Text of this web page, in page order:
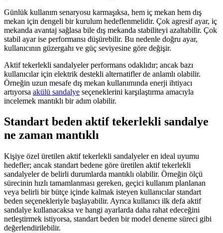
Günlük kullanım senaryosu karmaşıksa, hem iç mekan hem dış
mekan için dengeli bir kurulum hedeflenmelidir. Çok agresif ayar, iç
mekanda avantaj sağlasa bile dış mekanda stabiliteyi azaltabilir. Çok
stabil ayar ise performansı düşürebilir. Bu nedenle doğru ayar,
kullanıcının güzergahı ve güç seviyesine göre değişir.
Aktif tekerlekli sandalyeler performans odaklıdır; ancak bazı
kullanıcılar için elektrik destekli alternatifler de anlamlı olabilir.
Örneğin uzun mesafe dış mekan kullanımında enerji ihtiyacı
artıyorsa akülü sandalye seçeneklerini karşılaştırma amacıyla
incelemek mantıklı bir adım olabilir.
Standart beden aktif tekerlekli sandalye
ne zaman mantıklı
Kişiye özel üretilen aktif tekerlekli sandalyeler en ideal uyumu
hedefler; ancak standart bedene göre üretilen aktif tekerlekli
sandalyeler de belirli durumlarda mantıklı olabilir. Örneğin ölçü
sürecinin hızlı tamamlanması gereken, geçici kullanım planlanan
veya belirli bir bütçe içinde kalmak isteyen kullanıcılar standart
beden seçenekleriyle başlayabilir. Ayrıca kullanıcı ilk defa aktif
sandalye kullanacaksa ve hangi ayarlarda daha rahat edeceğini
netleştirmek istiyorsa, standart beden bir model deneme süreci gibi
değerlendirilebilir.